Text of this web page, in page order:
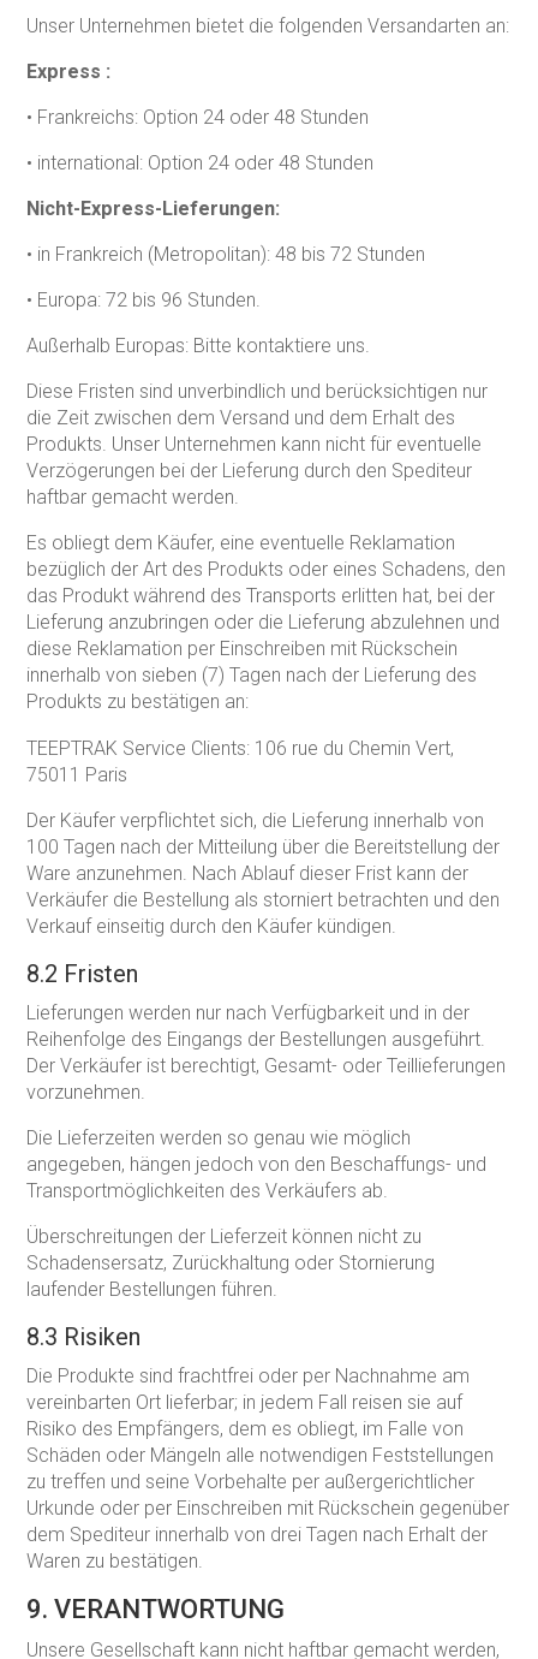
Unser Unternehmen bietet die folgenden Versandarten an:
Express :
• Frankreichs: Option 24 oder 48 Stunden
• international: Option 24 oder 48 Stunden
Nicht-Express-Lieferungen:
• in Frankreich (Metropolitan): 48 bis 72 Stunden
• Europa: 72 bis 96 Stunden.
Außerhalb Europas: Bitte kontaktiere uns.
Diese Fristen sind unverbindlich und berücksichtigen nur
die Zeit zwischen dem Versand und dem Erhalt des
Produkts. Unser Unternehmen kann nicht für eventuelle
Verzögerungen bei der Lieferung durch den Spediteur
haftbar gemacht werden.
Es obliegt dem Käufer, eine eventuelle Reklamation
bezüglich der Art des Produkts oder eines Schadens, den
das Produkt während des Transports erlitten hat, bei der
Lieferung anzubringen oder die Lieferung abzulehnen und
diese Reklamation per Einschreiben mit Rückschein
innerhalb von sieben (7) Tagen nach der Lieferung des
Produkts zu bestätigen an:
TEEPTRAK Service Clients: 106 rue du Chemin Vert,
75011 Paris
Der Käufer verpflichtet sich, die Lieferung innerhalb von
100 Tagen nach der Mitteilung über die Bereitstellung der
Ware anzunehmen. Nach Ablauf dieser Frist kann der
Verkäufer die Bestellung als storniert betrachten und den
Verkauf einseitig durch den Käufer kündigen.
8.2 Fristen
Lieferungen werden nur nach Verfügbarkeit und in der
Reihenfolge des Eingangs der Bestellungen ausgeführt.
Der Verkäufer ist berechtigt, Gesamt- oder Teillieferungen
vorzunehmen.
Die Lieferzeiten werden so genau wie möglich
angegeben, hängen jedoch von den Beschaffungs- und
Transportmöglichkeiten des Verkäufers ab.
Überschreitungen der Lieferzeit können nicht zu
Schadensersatz, Zurückhaltung oder Stornierung
laufender Bestellungen führen.
8.3 Risiken
Die Produkte sind frachtfrei oder per Nachnahme am
vereinbarten Ort lieferbar; in jedem Fall reisen sie auf
Risiko des Empfängers, dem es obliegt, im Falle von
Schäden oder Mängeln alle notwendigen Feststellungen
zu treffen und seine Vorbehalte per außergerichtlicher
Urkunde oder per Einschreiben mit Rückschein gegenüber
dem Spediteur innerhalb von drei Tagen nach Erhalt der
Waren zu bestätigen.
9. VERANTWORTUNG
Unsere Gesellschaft kann nicht haftbar gemacht werden,